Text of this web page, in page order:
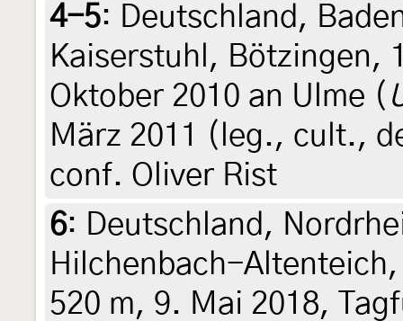
4-5: Deutschland,
Kaiserstuhl, Bötzingen,
Oktober 2010 an Ulme (
März 2011 (leg., cult.,
conf. Oliver Rist
6: Deutschland,
Hilchenbach-
520 m, 9. Mai 2018,